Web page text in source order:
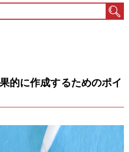
的に作成するためのポイ